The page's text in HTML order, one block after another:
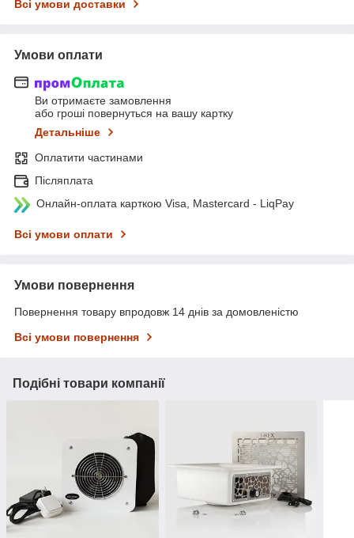
Всі умови доставки
Умови оплати
Ви отримаєте замовлення
або гроші повернуться на вашу картку
Детальніше
Оплатити частинами
Післяплата
Онлайн-оплата карткою Visa, Mastercard - LiqPay
Всі умови оплати
Умови повернення
Повернення товару впродовж 14 днів за домовленістю
Всі умови повернення
Подібні товари компанії